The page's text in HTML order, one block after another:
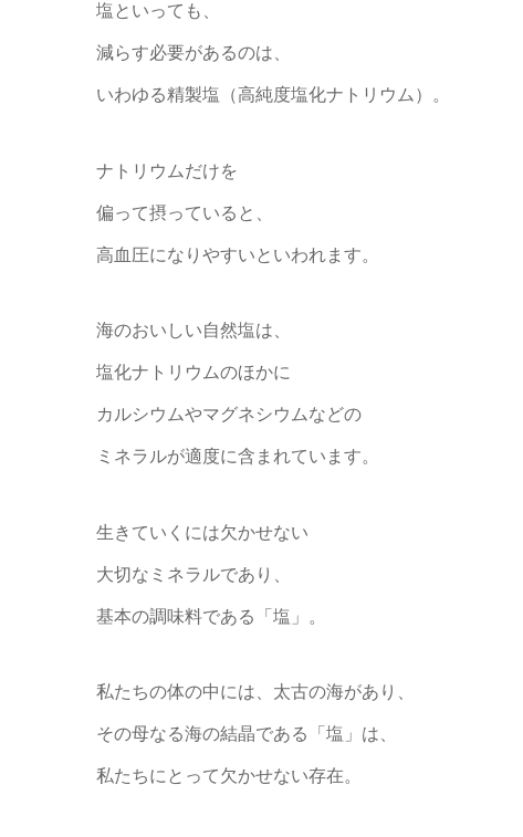
塩といっても、
減らす必要があるのは、
いわゆる精製塩（高純度塩化ナトリウム）。
ナトリウムだけを
偏って摂っていると、
高血圧になりやすいといわれます。
海のおいしい自然塩は、
塩化ナトリウムのほかに
カルシウムやマグネシウムなどの
ミネラルが適度に含まれています。
生きていくには欠かせない
大切なミネラルであり、
基本の調味料である「塩」。
私たちの体の中には、太古の海があり、
その母なる海の結晶である「塩」は、
私たちにとって欠かせない存在。